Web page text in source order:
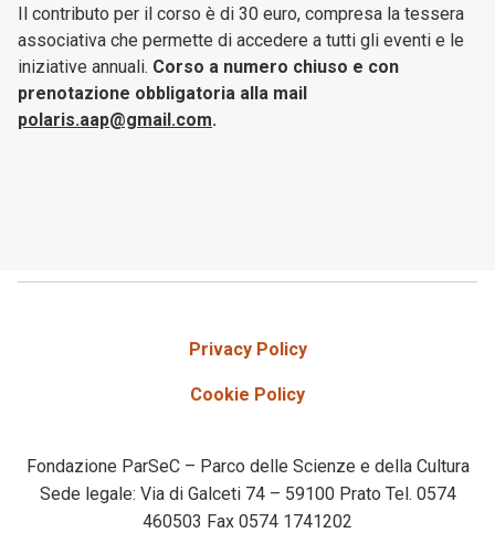
Il contributo per il corso è di 30 euro, compresa la tessera
associativa che permette di accedere a tutti gli eventi e le
iniziative annuali. Corso a numero chiuso e con
prenotazione obbligatoria alla mail
polaris.aap@gmail.com.
Privacy Policy
Cookie Policy
Fondazione ParSeC – Parco delle Scienze e della Cultura
Sede legale: Via di Galceti 74 – 59100 Prato Tel. 0574
460503 Fax 0574 1741202